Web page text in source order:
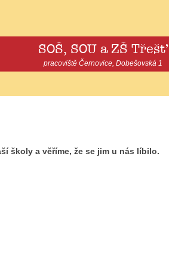
SOŠ, SOU a ZŠ Třešť
pracoviště Černovice, Dobešovská 1
školy a věříme, že se jim u nás líbilo.